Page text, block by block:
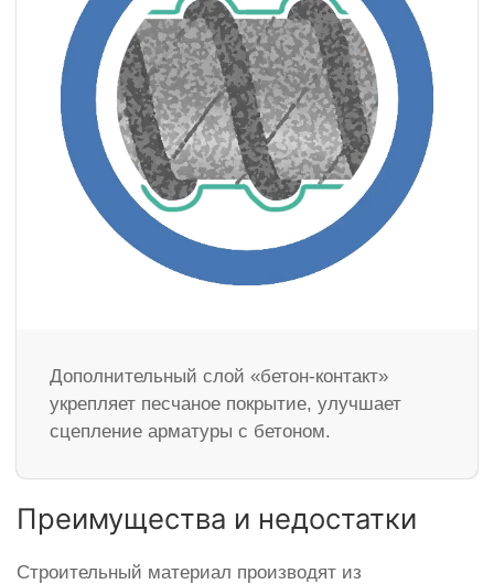
Дополнительный слой «бетон-контакт»
укрепляет песчаное покрытие, улучшает
сцепление арматуры с бетоном.
Преимущества и недостатки
Строительный материал производят из